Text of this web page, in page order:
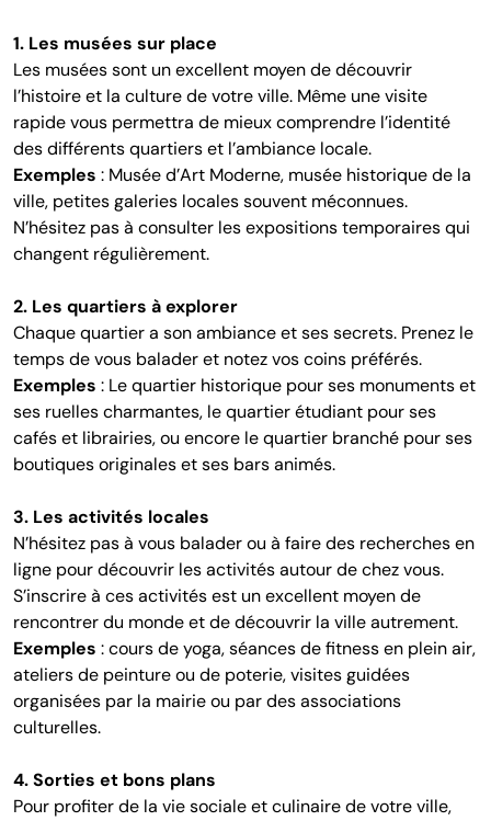
1. Les musées sur place
Les musées sont un excellent moyen de découvrir
l’histoire et la culture de votre ville. Même une visite
rapide vous permettra de mieux comprendre l’identité
des différents quartiers et l’ambiance locale.
Exemples : Musée d’Art Moderne, musée historique de la
ville, petites galeries locales souvent méconnues.
N’hésitez pas à consulter les expositions temporaires qui
changent régulièrement.
2. Les quartiers à explorer
Chaque quartier a son ambiance et ses secrets. Prenez le
temps de vous balader et notez vos coins préférés.
Exemples : Le quartier historique pour ses monuments et
ses ruelles charmantes, le quartier étudiant pour ses
cafés et librairies, ou encore le quartier branché pour ses
boutiques originales et ses bars animés.
3. Les activités locales
N’hésitez pas à vous balader ou à faire des recherches en
ligne pour découvrir les activités autour de chez vous.
S’inscrire à ces activités est un excellent moyen de
rencontrer du monde et de découvrir la ville autrement.
Exemples : cours de yoga, séances de fitness en plein air,
ateliers de peinture ou de poterie, visites guidées
organisées par la mairie ou par des associations
culturelles.
4. Sorties et bons plans
Pour profiter de la vie sociale et culinaire de votre ville,